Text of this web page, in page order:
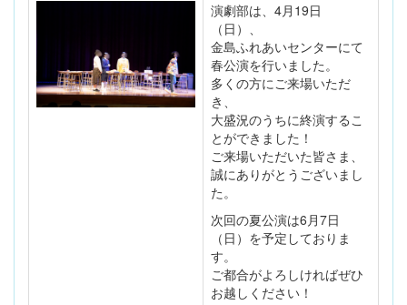
演劇部は、4月19日
（日）、
金島ふれあいセンターにて
春公演を行いました。
多くの方にご来場いただ
き、
大盛況のうちに終演するこ
とができました！
ご来場いただいた皆さま、
誠にありがとうございまし
た。
次回の夏公演は6月7日
（日）を予定しておりま
す。
ご都合がよろしければぜひ
お越しください！